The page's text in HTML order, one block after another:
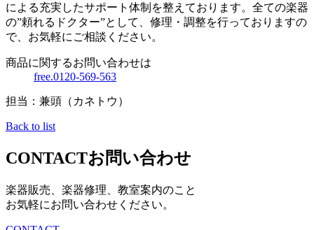
による充実したサポート体制を整えております。全ての楽器
の”頼れるドクター”として、修理・調整を行っておりますの
で、お気軽にご相談ください。
商品に関するお問い合わせは
free.0120-569-563
担当：兼頭（カネトウ）
Back to list
CONTACTお問い合わせ
楽器販売、楽器修理、教室案内のこと
お気軽にお問い合わせください。